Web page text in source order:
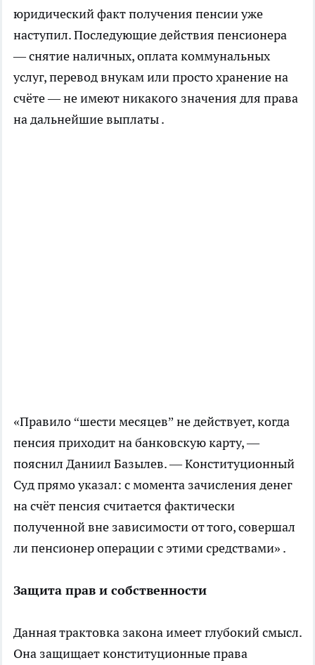
юридический факт получения пенсии уже
наступил. Последующие действия пенсионера
— снятие наличных, оплата коммунальных
услуг, перевод внукам или просто хранение на
счёте — не имеют никакого значения для права
на дальнейшие выплаты .
«Правило “шести месяцев” не действует, когда
пенсия приходит на банковскую карту, —
пояснил Даниил Базылев. — Конституционный
Суд прямо указал: с момента зачисления денег
на счёт пенсия считается фактически
полученной вне зависимости от того, совершал
ли пенсионер операции с этими средствами» .
Защита прав и собственности
Данная трактовка закона имеет глубокий смысл.
Она защищает конституционные права